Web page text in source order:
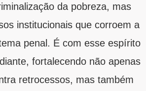
da pobreza, mas
institucionais que corroem a
penal. É com esse espírito
fortalecendo não apenas
retrocessos, mas também